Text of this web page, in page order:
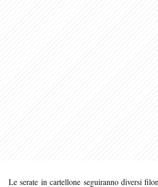
Le serate in cartellone seguiranno diversi